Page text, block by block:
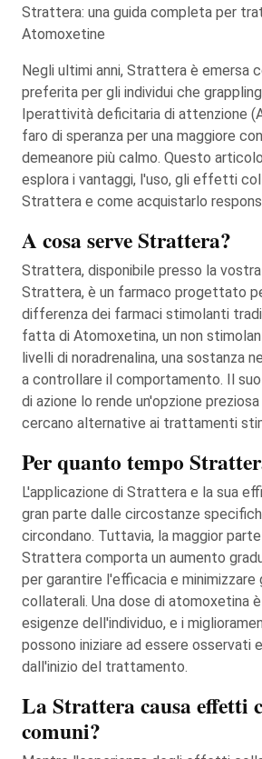
Strattera: una guida completa per
Atomoxetine
Negli ultimi anni, Strattera è emersa
preferita per gli individui che
Iperattività deficitaria di attenzione
faro di speranza per una maggiore
demeanore più calmo. Questo
esplora i vantaggi, l'uso, gli effetti
Strattera e come acquistarlo
A cosa serve Strattera?
Strattera, disponibile presso la
Strattera, è un farmaco progettato
differenza dei farmaci stimolanti
fatta di Atomoxetina, un non
livelli di noradrenalina, una sostanza
a controllare il comportamento. Il
di azione lo rende un'opzione
cercano alternative ai trattamenti
Per quanto tempo
L'applicazione di Strattera e la sua
gran parte dalle circostanze
circondano. Tuttavia, la maggior
Strattera comporta un aumento
per garantire l'efficacia e
collaterali. Una dose di atomoxetina
esigenze dell'individuo, e i
possono iniziare ad essere osservati
dall'inizio del trattamento.
La Strattera causa effetti
comuni?